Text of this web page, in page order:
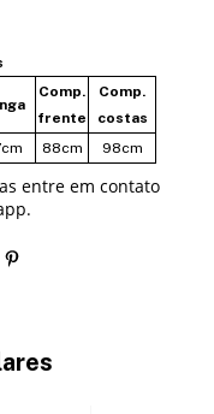
Comp.
frente
Comp.
costas
88cm 98cm
entre em contato